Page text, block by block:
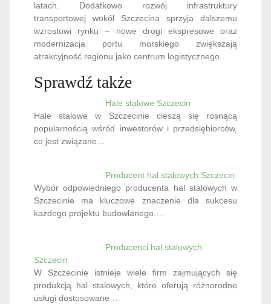
latach. Dodatkowo rozwój infrastruktury
transportowej wokół Szczecina sprzyja dalszemu
wzrostowi rynku – nowe drogi ekspresowe oraz
modernizacja portu morskiego zwiększają
atrakcyjność regionu jako centrum logistycznego.
Sprawdź także
Hale stalowe Szczecin
Hale stalowe w Szczecinie cieszą się rosnącą
popularnością wśród inwestorów i przedsiębiorców,
co jest związane…
Producent hal stalowych Szczecin
Wybór odpowiedniego producenta hal stalowych w
Szczecinie ma kluczowe znaczenie dla sukcesu
każdego projektu budowlanego.…
Producenci hal stalowych
Szczecin
W Szczecinie istnieje wiele firm zajmujących się
produkcją hal stalowych, które oferują różnorodne
usługi dostosowane…